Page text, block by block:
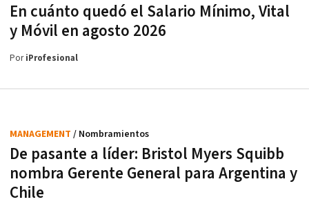
En cuánto quedó el Salario Mínimo, Vital
y Móvil en agosto 2026
PoriProfesional
De pasante a líder: Bristol Myers Squibb
nombra Gerente General para Argentina y
Chile
MANAGEMENT / Nombramientos